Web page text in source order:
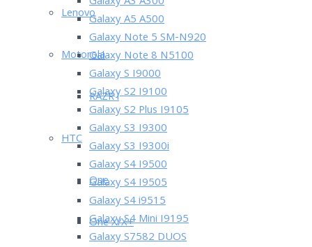
Lenovo
Motorola
RAZR i
HTC
One
One X/X+
Galaxy A5 A500
Galaxy Note 5 SM-N920
Galaxy Note 8 N5100
Galaxy S I9000
Galaxy S2 I9100
Galaxy S2 Plus I9105
Galaxy S3 I9300
Galaxy S3 I9300i
Galaxy S4 I9500
Galaxy S4 I9505
Galaxy S4 i9515
Galaxy S4 Mini I9195
Galaxy S7582 DUOS